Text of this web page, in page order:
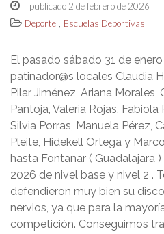
publicado 2 de febrero de 2026
Deporte , Escuelas Deportivas
El pasado sábado 31 de
patinador@s locales Claudia
Pilar Jiménez, Ariana Morales,
Pantoja, Valeria Rojas, Fabiola
Silvia Porras, Manuela Pérez,
Pleite, Hidekell Ortega y
hasta Fontanar ( Guadalajara
2026 de nivel base y nivel 2 .
defendieron muy bien su
nervios, ya que para la
competición. Conseguimos